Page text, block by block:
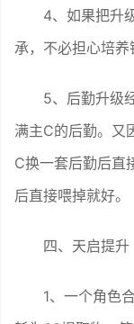
4、如果把升
承，不必担心培养
5、后勤升级
满主C的后勤。又
C换一套后勤后直
后直接喂掉就好。
四、天启提升
1、一个角色